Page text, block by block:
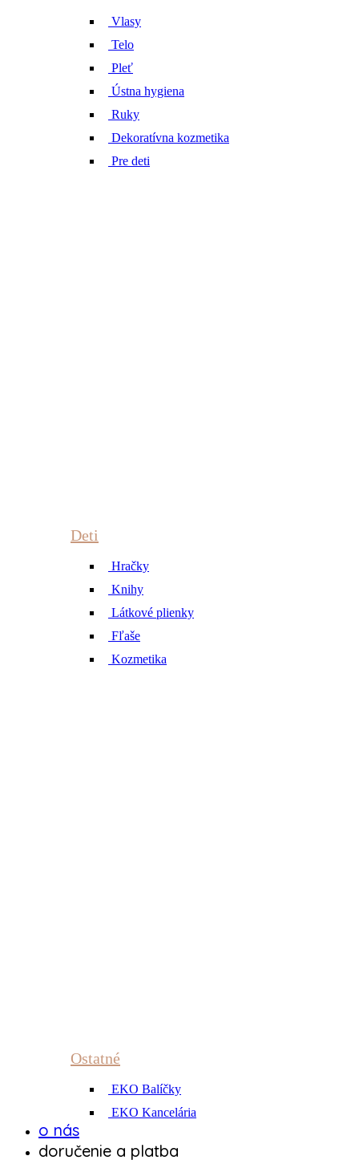
Vlasy
Telo
Pleť
Ústna hygiena
Ruky
Dekoratívna kozmetika
Pre deti
Deti
Hračky
Knihy
Látkové plienky
Fľaše
Kozmetika
Ostatné
EKO Balíčky
EKO Kancelária
o nás
doručenie a platba